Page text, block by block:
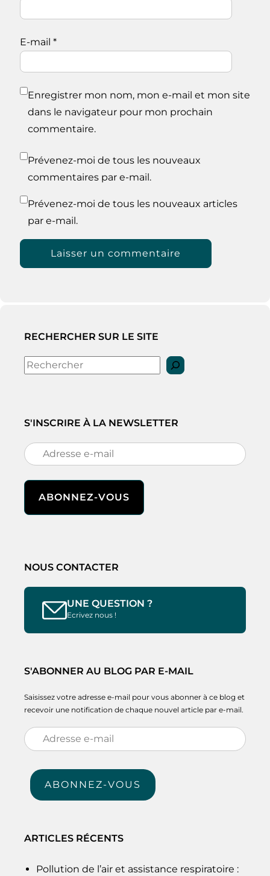
E-mail *
Enregistrer mon nom, mon e-mail et mon site
dans le navigateur pour mon prochain
commentaire.
Prévenez-moi de tous les nouveaux
commentaires par e-mail.
Prévenez-moi de tous les nouveaux articles
par e-mail.
RECHERCHER SUR LE SITE
Rechercher
S'INSCRIRE À LA NEWSLETTER
NOUS CONTACTER
UNE QUESTION ?
Ecrivez nous !
S'ABONNER AU BLOG PAR E-MAIL
Saisissez votre adresse e-mail pour vous abonner à ce blog et
recevoir une notification de chaque nouvel article par e-mail.
Adresse
e-
mail
ABONNEZ-VOUS
ARTICLES RÉCENTS
Pollution de l’air et assistance respiratoire :